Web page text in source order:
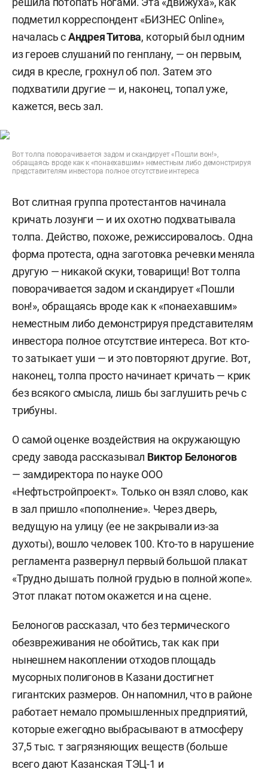
подметил корреспондент «БИЗНЕС Online»,
началась сАндрея Титова, который был одним
из героев слушаний по генплану, — он первым,
сидя в кресле, грохнул об пол. Затем это
подхватили другие — и, наконец, топал уже,
кажется, весь зал.
Вот толпа поворачивается задом и скандирует «Пошли вон!»,
обращаясь вроде как к «понаехавшим» неместным либо демонстрируя
представителям инвестора полное отсутствие интереса
Вот слитная группа протестантов начинала
кричать лозунги — и их охотно подхватывала
толпа. Действо, похоже, режиссировалось. Одна
форма протеста, одна заготовка речевки меняла
другую — никакой скуки, товарищи! Вот толпа
поворачивается задом и скандирует «Пошли
вон!», обращаясь вроде как к «понаехавшим»
неместным либо демонстрируя представителям
инвестора полное отсутствие интереса. Вот кто-
то затыкает уши — и это повторяют другие. Вот,
наконец, толпа просто начинает кричать — крик
без всякого смысла, лишь бы заглушить речь с
трибуны.
О самой оценке воздействия на окружающую
среду завода рассказывал Виктор Белоногов
— замдиректора по науке ООО
«Нефтьстройпроект». Только он взял слово, как
в зал пришло «пополнение». Через дверь,
ведущую на улицу (ее не закрывали из-за
духоты), вошло человек 100. Кто-то в нарушение
регламента развернул первый большой плакат
«Трудно дышать полной грудью в полной жопе».
Этот плакат потом окажется и на сцене.
Белоногов рассказал, что без термического
обезвреживания не обойтись, так как при
нынешнем накоплении отходов площадь
мусорных полигонов в Казани достигнет
гигантских размеров. Он напомнил, что в районе
работает немало промышленных предприятий,
которые ежегодно выбрасывают в атмосферу
37,5 тыс. т загрязняющих веществ (больше
всего дают Казанская ТЭЦ-1 и